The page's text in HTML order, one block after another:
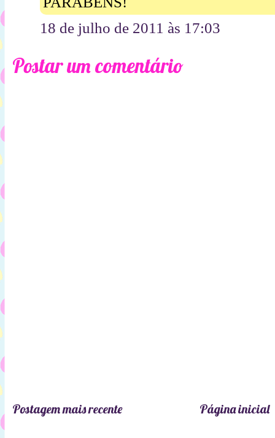
18 de julho de 2011 às 17:03
Postar um comentário
Postagem mais recente Página inicial